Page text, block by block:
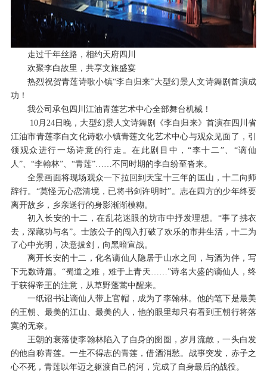
走过千年丝路，相约天府四川
欢聚李白故里，共享文旅盛宴
热烈祝贺青莲诗歌小镇“李白归来”大型幻景人文诗舞剧首演成
功！
我公司承包四川江油青莲艺术中心全部舞台机械！
10月24日晚，大型幻景人文诗舞剧《李白归来》首演在四川省
江油市青莲李白文化诗歌小镇青莲文化艺术中心与观众见面了，引
领观众进行一场诗意的行走。在此剧目中，“李十二”、“谪仙
人”、“李翰林”、“青莲”……不同时期的李白纷至沓来。
全景画面将现场观众一下拉回到天宝十三年的匡山，十二向师
辞行。 “莫怪无心恋清境，已将书剑许明时”。志在四方的少年终要
离开故乡，乡亲送行的身影渐渐模糊。
初入长安的十二，在乱花迷眼的坊市中抒发理想。 “事了拂衣
去，深藏功与名”。士族公子的闯入打破了欢乐的市井生活，十二为
了心中光明，决意拔剑，向黑暗宣战。
离开长安的十二，化名谪仙人隐居于山水之间，与酒为伴，写
下无数诗篇。 “蜀道之难，难于上青天……”诗名大盛的谪仙人，终
于获得帝王的注意，从草野蓬蒿中醒来。
一纸诏书让谪仙人带上官帽，成为了李翰林。他的笔下是最美
的王朝、最美的江山、最美的人，他的眼里却只有看到王朝行将落
寞的无奈。
王朝的衰落使李翰林陷入了自身的囹圄，岁月流散，一头白发
的他自称青莲。一生不得志的青莲，借酒消愁。战事突发，赤子之
心不死，青莲以年迈之躯渡自己的河，完成了自身最后的战役。